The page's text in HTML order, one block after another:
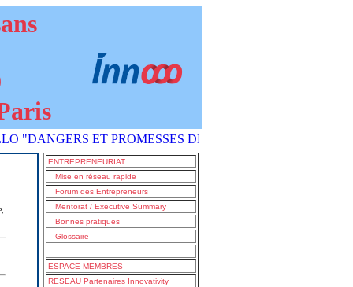
ET PROMESSES DE L'IA COMMENT S'EN SORTIR ?"
ENTREPRENEURIAT
Mise en réseau rapide
Forum des Entrepreneurs
Mentorat / Executive Summary
Bonnes pratiques
Glossaire
ESPACE MEMBRES
RESEAU Partenaires Innovativity